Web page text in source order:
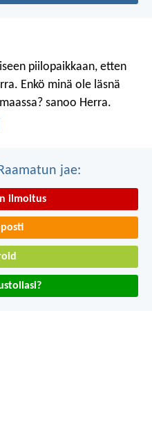
piilopaikkaan, etten
Enkö minä ole läsnä
sanoo Herra.
jae:
ilmoitus